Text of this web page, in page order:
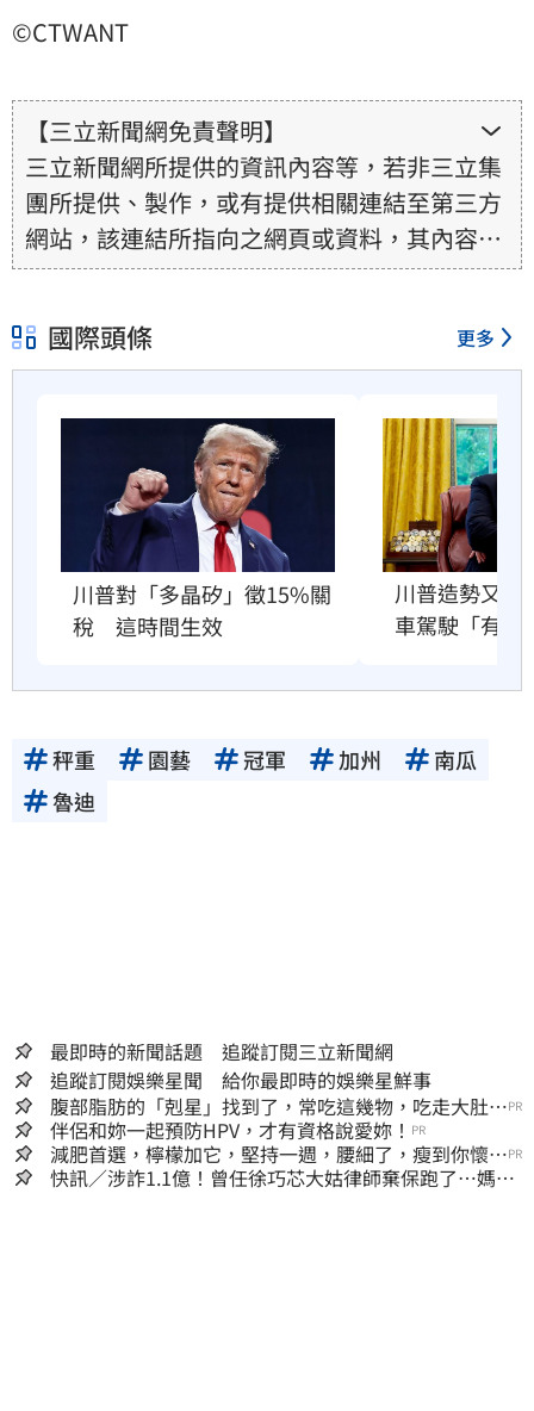
©CTWANT
【三立新聞網免責聲明】
三立新聞網所提供的資訊內容等，若非三立集
團所提供、製作，或有提供相關連結至第三方
網站，該連結所指向之網頁或資料，其內容均
為所連結網站提供，相關權利均為該網站、內
其真實性、正確性、即時性、完整性或合法
性。三立新聞網所提供的資訊內容，若其著作
權不屬於三立集團所有，使用者未取得內容提
供者（著作權人）許可之前，亦不得擅自轉
貼、重製、變更、散布，否則概由使用者自負
國際頭條 更多
川普對「多晶矽」徵15%關
稅　這時間生效
川普造勢又出
車駕駛「有病
秤重 園藝 冠軍 加州
南瓜
魯迪
最即時的新聞話題 追蹤訂閱三立新聞網
追蹤訂閱娛樂星聞 給你最即時的娛樂星鮮事
腹部脂肪的「剋星」找到了，常吃這幾物，吃走大肚
囊，瘦出小蠻腰
PR
伴侶和妳一起預防HPV，才有資格說愛妳！ PR
減肥首選，檸檬加它，堅持一週，腰細了，瘦到你懷疑
人生
PR
快訊／涉詐1.1億！曾任徐巧芯大姑律師棄保跑了…媽也